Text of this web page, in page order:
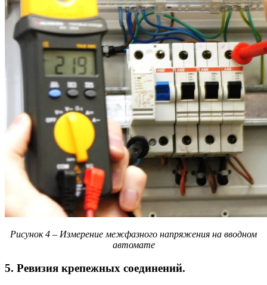
Рисунок 4 – Измерение межфазного напряжения на вводном
автомате
5. Ревизия крепежных соединений.